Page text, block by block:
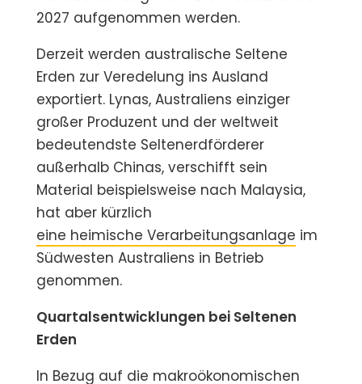
2027 aufgenommen werden.
Derzeit werden australische Seltene
Erden zur Veredelung ins Ausland
exportiert. Lynas, Australiens einziger
großer Produzent und der weltweit
bedeutendste Seltenerdförderer
außerhalb Chinas, verschifft sein
Material beispielsweise nach Malaysia,
hat aber kürzlich
eine heimische Verarbeitungsanlage im
Südwesten Australiens in Betrieb
genommen.
Quartalsentwicklungen bei Seltenen
Erden
In Bezug auf die makroökonomischen